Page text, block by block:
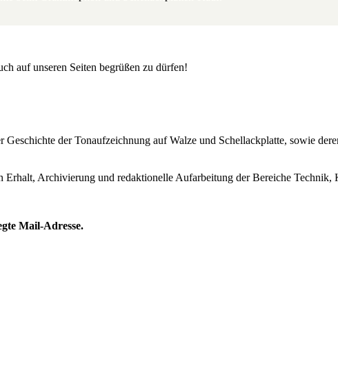
auf unseren Seiten begrüßen zu dürfen!
der Tonaufzeichnung auf Walze und Schellackplatte, sowie
Erhalt, Archivierung und redaktionelle Aufarbeitung der Bereiche
Mail-Adresse.